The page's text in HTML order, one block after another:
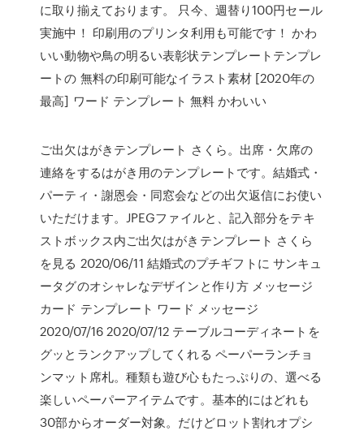
に取り揃えております。 只今、週替り100円セール
実施中！ 印刷用のプリンタ利用も可能です！ かわ
いい動物や鳥の明るい表彰状テンプレートテンプレ
ートの 無料の印刷可能なイラスト素材 [2020年の
最高] ワード テンプレート 無料 かわいい
ご出欠はがきテンプレート さくら。出席・欠席の
連絡をするはがき用のテンプレートです。結婚式・
パーティ・謝恩会・同窓会などの出欠返信にお使い
いただけます。JPEGファイルと、記入部分をテキ
ストボックス内ご出欠はがきテンプレート さくら
を見る 2020/06/11 結婚式のプチギフトに サンキュ
ータグのオシャレなデザインと作り方 メッセージ
カード テンプレート ワード メッセージ
2020/07/16 2020/07/12 テーブルコーディネートを
グッとランクアップしてくれる ペーパーランチョ
ンマット席札。種類も遊び心もたっぷりの、選べる
楽しいペーパーアイテムです。基本的にはどれも
30部からオーダー対象。だけどロット割れオプシ